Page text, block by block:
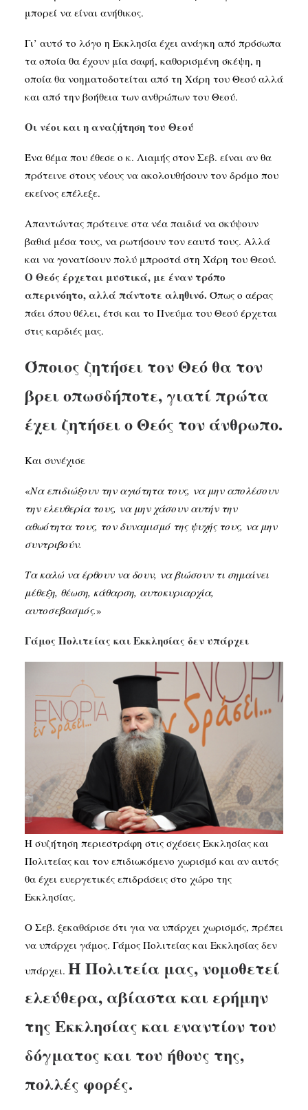
μπορεί να είναι ανήθικος.
Γι’ αυτό το λόγο η Εκκλησία έχει ανάγκη από πρόσωπα
τα οποία θα έχουν μία σαφή, καθορισμένη σκέψη, η
οποία θα νοηματοδοτείται από τη Χάρη του Θεού αλλά
και από την βοήθεια των ανθρώπων του Θεού.
Οι νέοι και η αναζήτηση του Θεού
Ένα θέμα που έθεσε ο κ. Λιαμής στον Σεβ. είναι αν θα
πρότεινε στους νέους να ακολουθήσουν τον δρόμο που
εκείνος επέλεξε.
Απαντώντας πρότεινε στα νέα παιδιά να σκύψουν
βαθιά μέσα τους, να ρωτήσουν τον εαυτό τους. Αλλά
και να γονατίσουν πολύ μπροστά στη Χάρη του Θεού.
Ο Θεός έρχεται μυστικά, με έναν τρόπο
απερινόητο, αλλά πάντοτε αληθινό. Όπως ο αέρας
πάει όπου θέλει, έτσι και το Πνεύμα του Θεού έρχεται
στις καρδιές μας.
Όποιος ζητήσει τον Θεό θα τον
βρει οπωσδήποτε, γιατί πρώτα
έχει ζητήσει ο Θεός τον άνθρωπο.
Και συνέχισε
«Να επιδιώξουν την αγιότητα τους, να μην απολέσουν
την ελευθερία τους, να μην χάσουν αυτήν την
αθωότητα τους, τον δυναμισμό της ψυχής τους, να μην
συντριβούν.
Τα καλώ να έρθουν να δουν, να βιώσουν τι σημαίνει
μέθεξη, θέωση, κάθαρση, αυτοκυριαρχία,
αυτοσεβασμός.»
Γάμος Πολιτείας και Εκκλησίας δεν υπάρχει
Η συζήτηση περιεστράφη στις σχέσεις Εκκλησίας και
Πολιτείας και τον επιδιωκόμενο χωρισμό και αν αυτός
θα έχει ευεργετικές επιδράσεις στο χώρο της
Εκκλησίας.
Ο Σεβ. ξεκαθάρισε ότι για να υπάρχει χωρισμός, πρέπει
να υπάρχει γάμος. Γάμος Πολιτείας και Εκκλησίας δεν
υπάρχει. Η Πολιτεία μας, νομοθετεί
ελεύθερα, αβίαστα και ερήμην
της Εκκλησίας και εναντίον του
δόγματος και του ήθους της,
πολλές φορές.